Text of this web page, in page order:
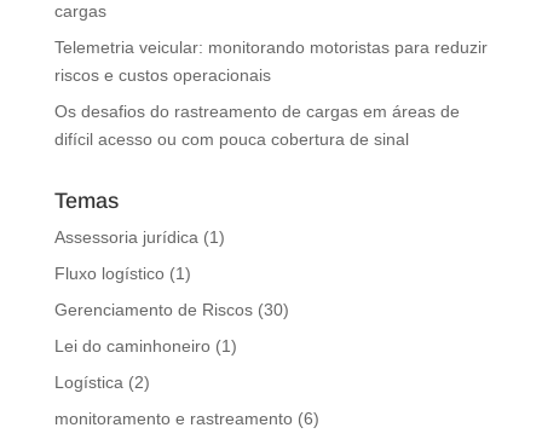
cargas
Telemetria veicular: monitorando motoristas para reduzir
riscos e custos operacionais
Os desafios do rastreamento de cargas em áreas de
difícil acesso ou com pouca cobertura de sinal
Temas
Assessoria jurídica (1)
Fluxo logístico(1)
Gerenciamento de Riscos(30)
Lei do caminhoneiro(1)
Logística (2)
monitoramento e rastreamento(6)